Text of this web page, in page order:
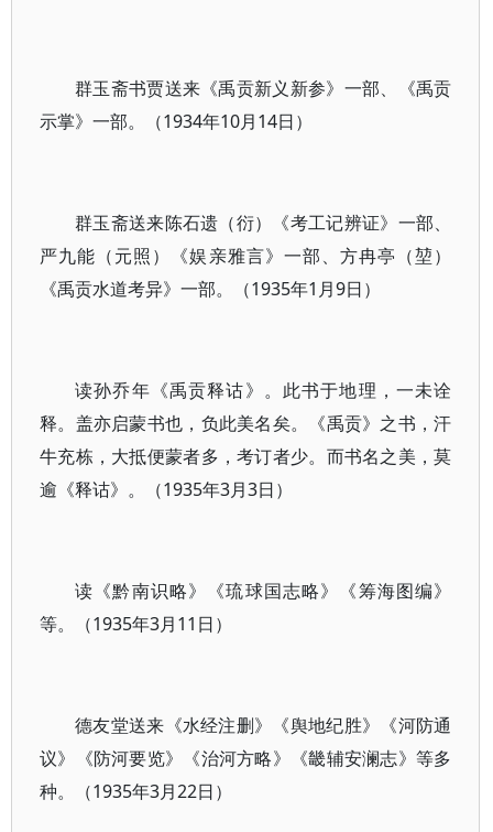
群玉斋书贾送来《禹贡新义新参》一部、《禹贡
示掌》一部。（1934年10月14日）
群玉斋送来陈石遗（衍）《考工记辨证》一部、
严九能（元照）《娱亲雅言》一部、方冉亭（堃）
《禹贡水道考异》一部。（1935年1月9日）
读孙乔年《禹贡释诂》。此书于地理，一未诠
释。盖亦启蒙书也，负此美名矣。《禹贡》之书，汗
牛充栋，大抵便蒙者多，考订者少。而书名之美，莫
逾《释诂》。（1935年3月3日）
读《黔南识略》《琉球国志略》《筹海图编》
等。（1935年3月11日）
德友堂送来《水经注删》《舆地纪胜》《河防通
议》《防河要览》《治河方略》《畿辅安澜志》等多
种。（1935年3月22日）